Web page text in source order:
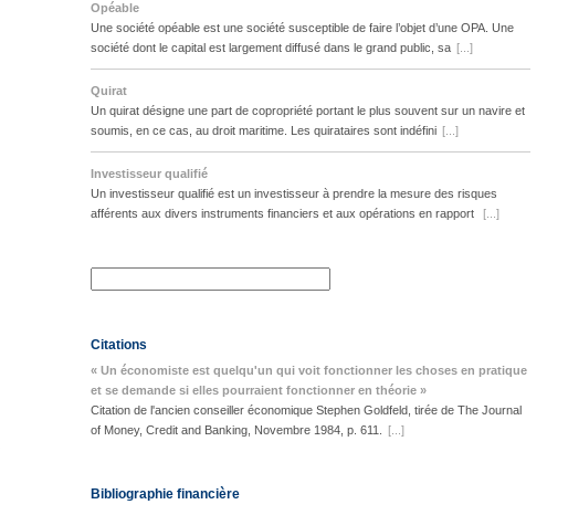
Opéable
Une société opéable est une société susceptible de faire l’objet d’une OPA. Une
société dont le capital est largement diffusé dans le grand public, sa [...]
Quirat
Un quirat désigne une part de copropriété portant le plus souvent sur un navire et
soumis, en ce cas, au droit maritime. Les quirataires sont indéfini [...]
Investisseur qualifié
Un investisseur qualifié est un investisseur à prendre la mesure des risques
afférents aux divers instruments financiers et aux opérations en rapport
[...]
Citations
« Un économiste est quelqu'un qui voit fonctionner les choses en pratique
et se demande si elles pourraient fonctionner en théorie »
Citation de l'ancien conseiller économique Stephen Goldfeld, tirée de The Journal
of Money, Credit and Banking, Novembre 1984, p. 611.
[...]
Bibliographie financière